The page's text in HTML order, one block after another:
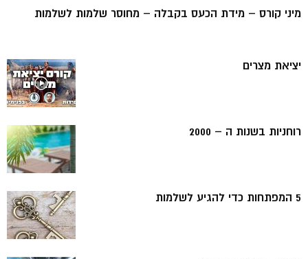
מיני קורס – מידת הכעס בקבלה – מחוסר שלמות לשלמות
יציאת מצרים
רוחניות בשנות ה – 2000
5 המפתחות כדי להגיע לשלמות